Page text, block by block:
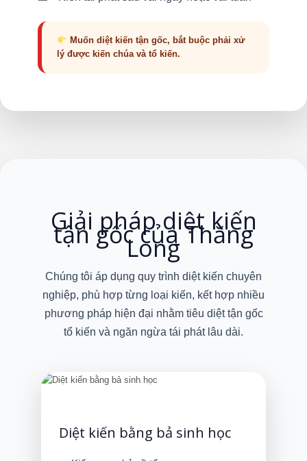
Muốn diệt kiến tận gốc, bắt buộc phải xử
lý được kiến chúa và tổ kiến.
Giải pháp diệt kiến
tận gốc của Thăng
Long
Chúng tôi áp dụng quy trình diệt kiến chuyên
nghiệp, phù hợp từng loại kiến, kết hợp nhiều
phương pháp hiện đại nhằm tiêu diệt tận gốc
tổ kiến và ngăn ngừa tái phát lâu dài.
Diệt kiến bằng bả sinh học